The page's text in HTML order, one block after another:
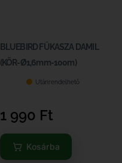
BLUEBIRD FŰKASZA DAMIL
(KÖR-Ø1,6mm-100m)
Utánrendelhető
1 990 Ft
Kosárba